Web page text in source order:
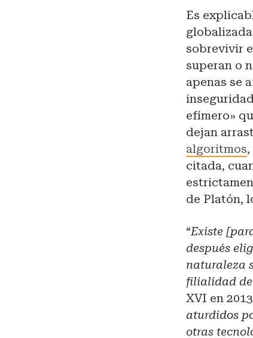
Es
sobrevivir
superan o
apenas se
efímero»
dejan
algoritmos
citada,
de Platón,
“Existe
después
naturaleza
filialidad
XVI en
aturdidos
otras